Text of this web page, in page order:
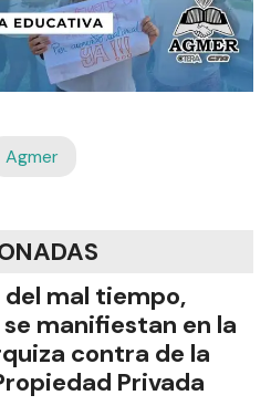
Agmer
del mal tiempo,
manifiestan en la
contra de la
Privada